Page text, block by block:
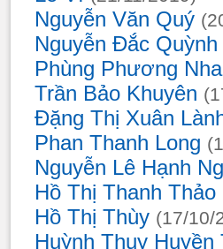
Nguyễn Văn Quý
Nguyễn Đắc
Phùng Phương
Trần Bảo Khuyên
Đặng Thị Xuân
Phan Thanh Long
Nguyễn Lê Hạnh
Hồ Thị Thanh Thảo
Hồ Thị Thùy (17/
Huỳnh Thụy